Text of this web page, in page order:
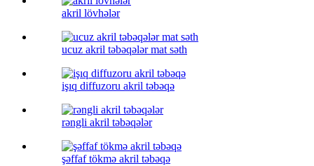
akril lövhələr
ucuz akril təbəqələr mat səth
işıq diffuzoru akril təbəqə
rəngli akril təbəqələr
şəffaf tökmə akril təbəqə